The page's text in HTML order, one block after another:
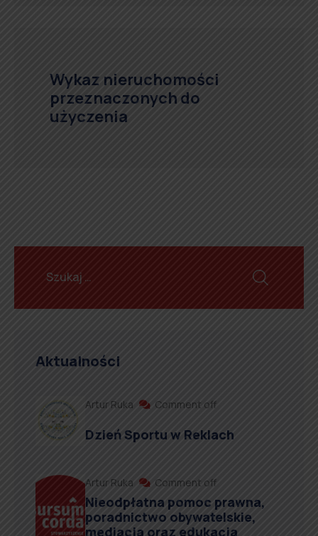
Wykaz nieruchomości
przeznaczonych do
użyczenia
Aktualności
Artur Ruka Comment off
Dzień Sportu w Reklach
Artur Ruka Comment off
Nieodpłatna pomoc prawna,
poradnictwo obywatelskie,
mediacja oraz edukacja